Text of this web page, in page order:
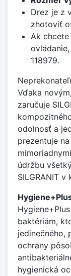
Drez je z
zhotoviť
Ak
118979.
Vďaka
zaručuje
odolnosť a
prezentuje
údržbu
SILGRANIT
baktériám,
jedinečného,
ochrany
hygienická